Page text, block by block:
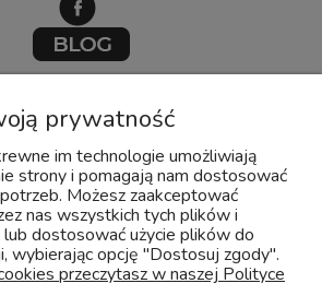
2026, Zoo-Aquos
INTLE| Sklep internetowy Shoper.pl
prywatność
im technologie umożliwiają
strony i pomagają nam dostosować
Możesz zaakceptować
nas wszystkich tych plików i
dostosować użycie plików do
wybierając opcję "Dostosuj zgody".
przeczytasz w naszej Polityce